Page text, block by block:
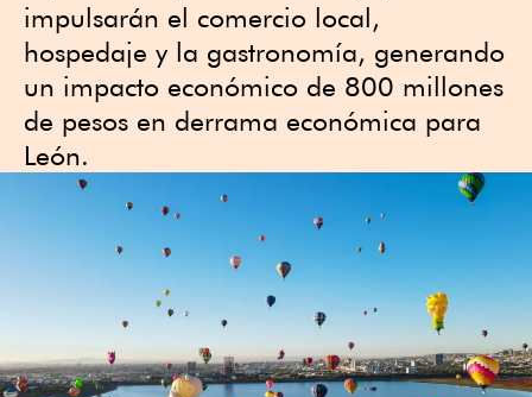
impulsarán el comercio local,
hospedaje y la gastronomía, generando
un impacto económico de 800 millones
de pesos en derrama económica para
León.